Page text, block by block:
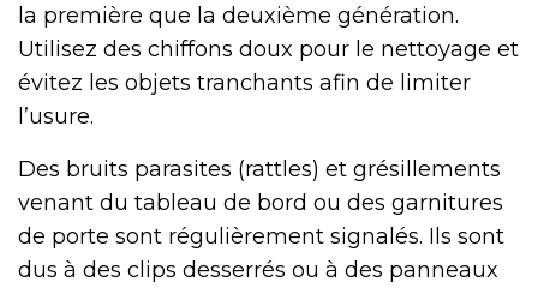
la première que la deuxième génération.
Utilisez des chiffons doux pour le nettoyage et
évitez les objets tranchants afin de limiter
l’usure.
Des bruits parasites (rattles) et grésillements
venant du tableau de bord ou des garnitures
de porte sont régulièrement signalés. Ils sont
dus à des clips desserrés ou à des panneaux